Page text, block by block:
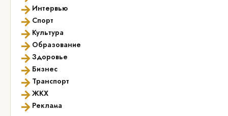
→ Интервью
→ Спорт
→ Культура
→ Образование
→Здоровье
→ Бизнес
→ Транспорт
→ЖКХ
→ Реклама